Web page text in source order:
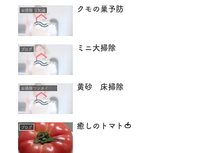
お掃除 豆知識 クモの巣予防
ブログ ミニ大掃除
お掃除ワンポイントアドバイス 黄砂 床掃除
ブログ 癒しのトマト🍅